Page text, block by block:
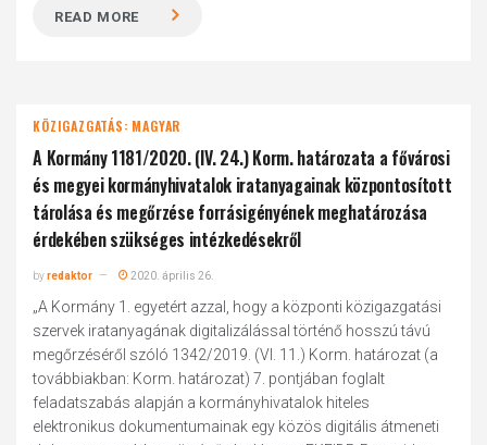
READ MORE
KÖZIGAZGATÁS: MAGYAR
A Kormány 1181/2020. (IV. 24.) Korm. határozata a fővárosi
és megyei kormányhivatalok iratanyagainak központosított
tárolása és megőrzése forrásigényének meghatározása
érdekében szükséges intézkedésekről
byredaktor 2020. április 26.
„A Kormány 1. egyetért azzal, hogy a központi közigazgatási
szervek iratanyagának digitalizálással történő hosszú távú
megőrzéséről szóló 1342/2019. (VI. 11.) Korm. határozat (a
továbbiakban: Korm. határozat) 7. pontjában foglalt
feladatszabás alapján a kormányhivatalok hiteles
elektronikus dokumentumainak egy közös digitális átmeneti